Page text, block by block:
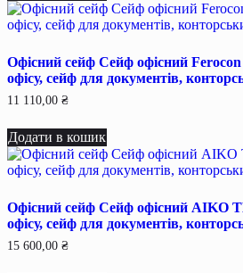
Офісний сейф Сейф офiсний
офiсу, сейф для документiв,
11 110,00 ₴
Додати в кошик
Офісний сейф Сейф офiсний AIKO
офiсу, сейф для документiв,
15 600,00 ₴